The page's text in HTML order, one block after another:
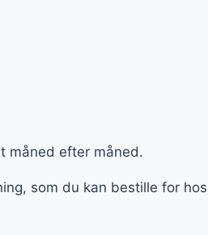
måned efter måned.
som du kan bestille for